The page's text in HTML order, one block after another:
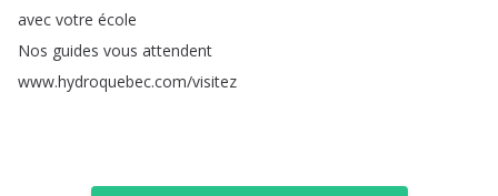
avec votre école
Nos guides vous attendent
www.hydroquebec.com/visitez